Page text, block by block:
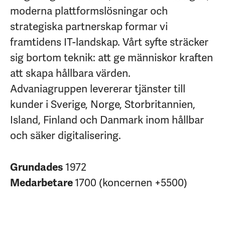
moderna plattformslösningar och
strategiska partnerskap formar vi
framtidens IT-landskap. Vårt syfte sträcker
sig bortom teknik: att ge människor kraften
att skapa hållbara värden.
Advaniagruppen levererar tjänster till
kunder i Sverige, Norge, Storbritannien,
Island, Finland och Danmark inom hållbar
och säker digitalisering.
Grundades1972
Medarbetare1700 (koncernen +5500)